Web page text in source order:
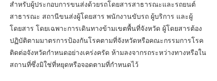
สำหรับผู้ประกอบการขนส่งด้วยรถโดยสารสาธารณะและรถยนต์
สาธารณะ สถานีขนส่งผู้โดยสาร พนักงานขับรถ ผู้บริการ และผู้
โดยสาร โดยเฉพาะการเดินทางข้ามเขตพื้นที่จังหวัด ผู้โดยสารต้อง
ปฏิบัติตามมาตรการป้องกันโรคตามที่จังหวัดหรือคณะกรรมการโรค
ติดต่อจังหวัดกำหนดอย่างเคร่งครัด ห้ามลงจากรถระหว่างทางหรือใน
สถานที่ซึ่งมิใช่ที่หยุดหรือจอดตามที่กำหนดไว้